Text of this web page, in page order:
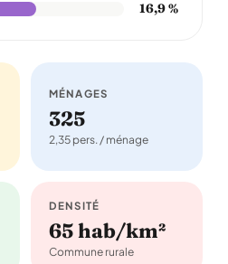
16,9 %
MÉNAGES
325
2,35 pers. / ménage
DENSITÉ
65 hab/km²
Commune rurale